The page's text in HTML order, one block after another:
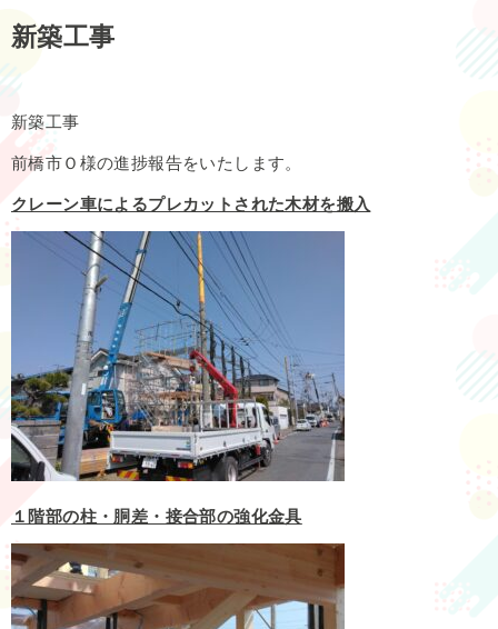
新築工事
新築工事
前橋市Ｏ様の進捗報告をいたします。
クレーン車によるプレカットされた木材を搬入
１階部の柱・胴差・接合部の強化金具